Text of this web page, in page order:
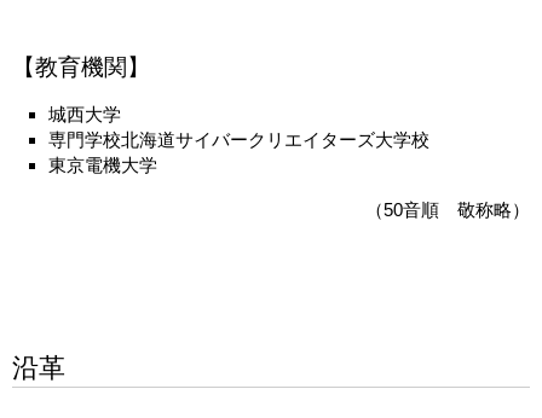
【教育機関】
城西大学
専門学校北海道サイバークリエイターズ大学校
東京電機大学
（50音順 敬称略）
沿革